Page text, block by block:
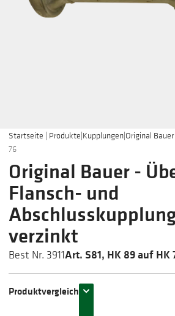
Startseite | Produkte|Kupplungen|Original Bauer
76
Original Bauer -
Flansch- und
verzinkt
Best Nr. 3911Art. S81, HK 89 auf HK
Produktvergleich